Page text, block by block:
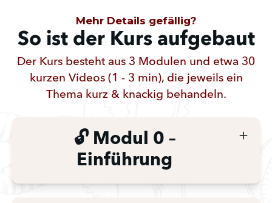
Mehr Details gefällig?
So ist der Kurs aufgebaut
Der Kurs besteht aus 3 Modulen und etwa 30
kurzen Videos (1 - 3 min), die jeweils ein
Thema kurz & knackig behandeln.
🔓 Modul 0 –
Einführung